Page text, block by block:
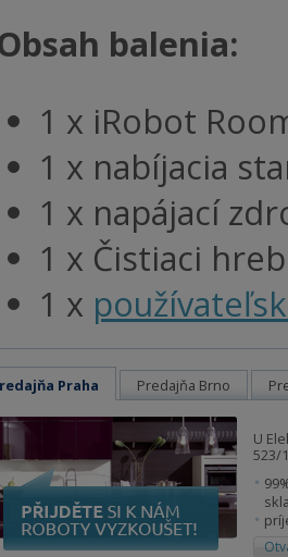
balenia:
1 x iRobot
1 x nabíjacia
1 x napájací
1 x Čistiaci
1 x
Praha Predajňa Brno
U
523/